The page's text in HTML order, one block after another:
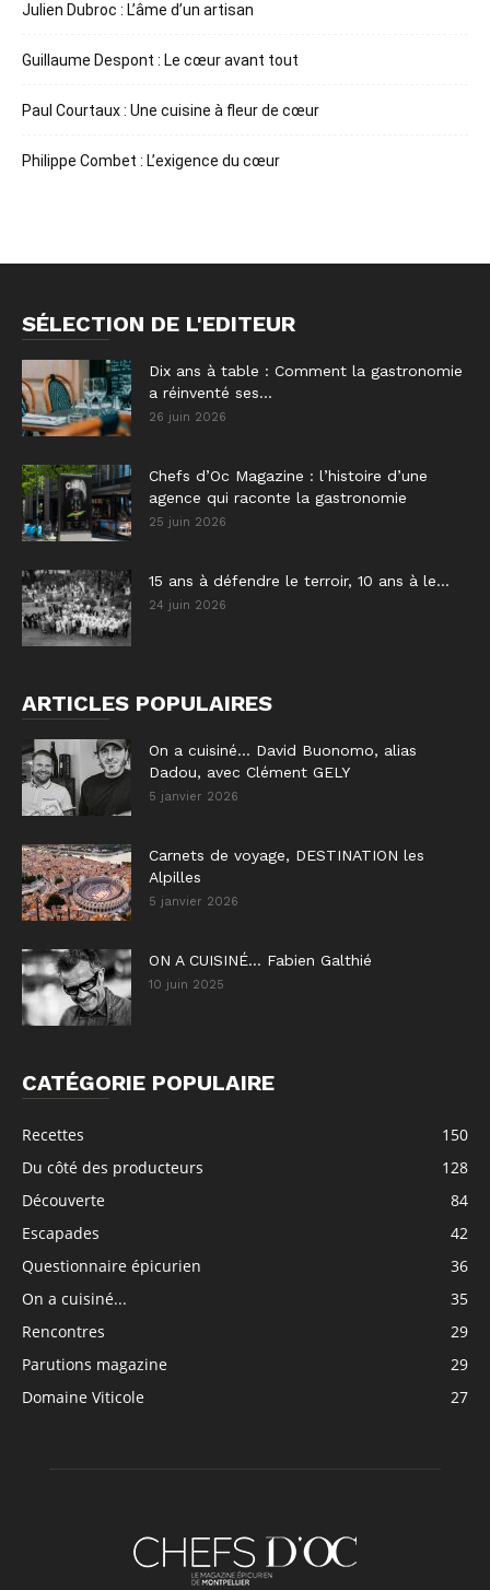
Julien Dubroc : L’âme d’un artisan
Guillaume Despont : Le cœur avant tout
Paul Courtaux : Une cuisine à fleur de cœur
Philippe Combet : L’exigence du cœur
SÉLECTION DE L'EDITEUR
Dix ans à table : Comment la gastronomie
a réinventé ses...
26 juin 2026
Chefs d’Oc Magazine : l’histoire d’une
agence qui raconte la gastronomie
25 juin 2026
15 ans à défendre le terroir, 10 ans à le...
24 juin 2026
ARTICLES POPULAIRES
On a cuisiné… David Buonomo, alias
Dadou, avec Clément GELY
5 janvier 2026
Carnets de voyage, DESTINATION les
Alpilles
5 janvier 2026
ON A CUISINÉ… Fabien Galthié
10 juin 2025
CATÉGORIE POPULAIRE
Recettes
150
Du côté des producteurs
128
Découverte
84
Escapades
42
Questionnaire épicurien
36
On a cuisiné...
35
Rencontres
29
Parutions magazine
29
Domaine Viticole
27